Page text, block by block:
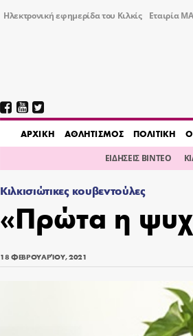
Ηλεκτρονική εφημερίδα του Κιλκίς Εταιρία
AΡΧΙΚΗ ΑΘΛΗΤΙΣΜΟΣ ΠΟΛΙΤΙΚΗ
ΕΙΔΗΣΕΙΣ ΒΙΝΤΕΟ
Κιλκισιώτικες κουβεντούλες
«Πρώτα η
18 ΦΕΒΡΟΥΑΡΊΟΥ, 2021